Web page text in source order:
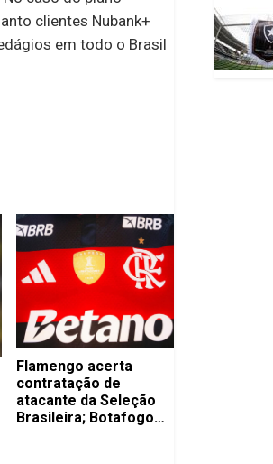
clientes Nubank+
em todo o Brasil
Flamengo acerta
contratação de
atacante da Seleção
Brasileira; Botafogo